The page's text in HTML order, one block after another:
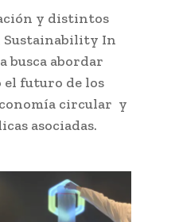
y distintos
Sustainability In
busca abordar
el futuro de los
circular y
asociadas.